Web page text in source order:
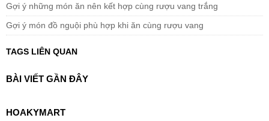
Gợi ý những món ăn nên kết hợp cùng rượu vang trắng
Gợi ý món đồ nguội phù hợp khi ăn cùng rượu vang
TAGS LIÊN QUAN
BÀI VIẾT GẦN ĐÂY
HOAKYMART